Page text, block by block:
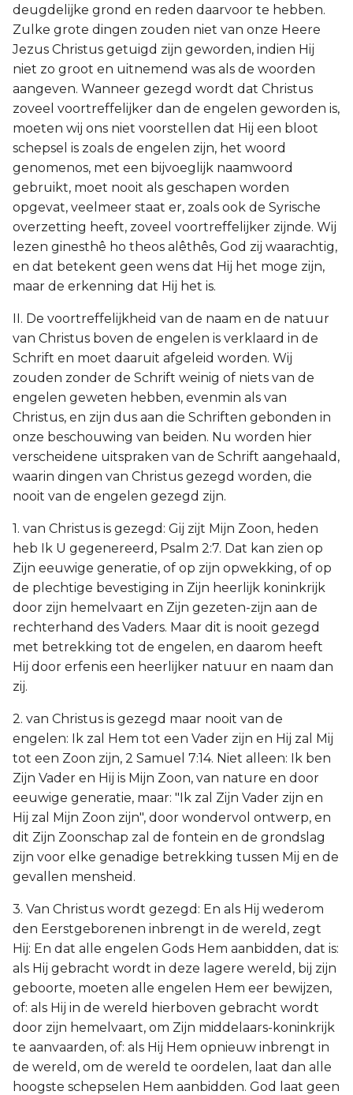
deugdelijke grond en reden daarvoor te hebben.
Zulke grote dingen zouden niet van onze Heere
Jezus Christus getuigd zijn geworden, indien Hij
niet zo groot en uitnemend was als de woorden
aangeven. Wanneer gezegd wordt dat Christus
zoveel voortreffelijker dan de engelen geworden is,
moeten wij ons niet voorstellen dat Hij een bloot
schepsel is zoals de engelen zijn, het woord
genomenos, met een bijvoeglijk naamwoord
gebruikt, moet nooit als geschapen worden
opgevat, veelmeer staat er, zoals ook de Syrische
overzetting heeft, zoveel voortreffelijker zijnde. Wij
lezen ginesthê ho theos alêthês, God zij waarachtig,
en dat betekent geen wens dat Hij het moge zijn,
maar de erkenning dat Hij het is.
II. De voortreffelijkheid van de naam en de natuur
van Christus boven de engelen is verklaard in de
Schrift en moet daaruit afgeleid worden. Wij
zouden zonder de Schrift weinig of niets van de
engelen geweten hebben, evenmin als van
Christus, en zijn dus aan die Schriften gebonden in
onze beschouwing van beiden. Nu worden hier
verscheidene uitspraken van de Schrift aangehaald,
waarin dingen van Christus gezegd worden, die
nooit van de engelen gezegd zijn.
1. van Christus is gezegd: Gij zijt Mijn Zoon, heden
heb Ik U gegenereerd, Psalm 2:7. Dat kan zien op
Zijn eeuwige generatie, of op zijn opwekking, of op
de plechtige bevestiging in Zijn heerlijk koninkrijk
door zijn hemelvaart en Zijn gezeten-zijn aan de
rechterhand des Vaders. Maar dit is nooit gezegd
met betrekking tot de engelen, en daarom heeft
Hij door erfenis een heerlijker natuur en naam dan
zij.
2. van Christus is gezegd maar nooit van de
engelen: Ik zal Hem tot een Vader zijn en Hij zal Mij
tot een Zoon zijn, 2 Samuel 7:14. Niet alleen: Ik ben
Zijn Vader en Hij is Mijn Zoon, van nature en door
eeuwige generatie, maar: "Ik zal Zijn Vader zijn en
Hij zal Mijn Zoon zijn", door wondervol ontwerp, en
dit Zijn Zoonschap zal de fontein en de grondslag
zijn voor elke genadige betrekking tussen Mij en de
gevallen mensheid.
3. Van Christus wordt gezegd: En als Hij wederom
den Eerstgeborenen inbrengt in de wereld, zegt
Hij: En dat alle engelen Gods Hem aanbidden, dat is:
als Hij gebracht wordt in deze lagere wereld, bij zijn
geboorte, moeten alle engelen Hem eer bewijzen,
of: als Hij in de wereld hierboven gebracht wordt
door zijn hemelvaart, om Zijn middelaars-koninkrijk
te aanvaarden, of: als Hij Hem opnieuw inbrengt in
de wereld, om de wereld te oordelen, laat dan alle
hoogste schepselen Hem aanbidden. God laat geen